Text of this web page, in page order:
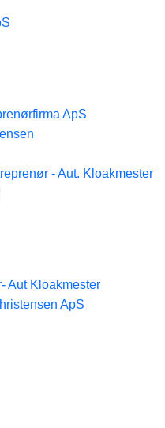
ApS
- Aut. Kloakmester
Aut Kloakmester
ApS